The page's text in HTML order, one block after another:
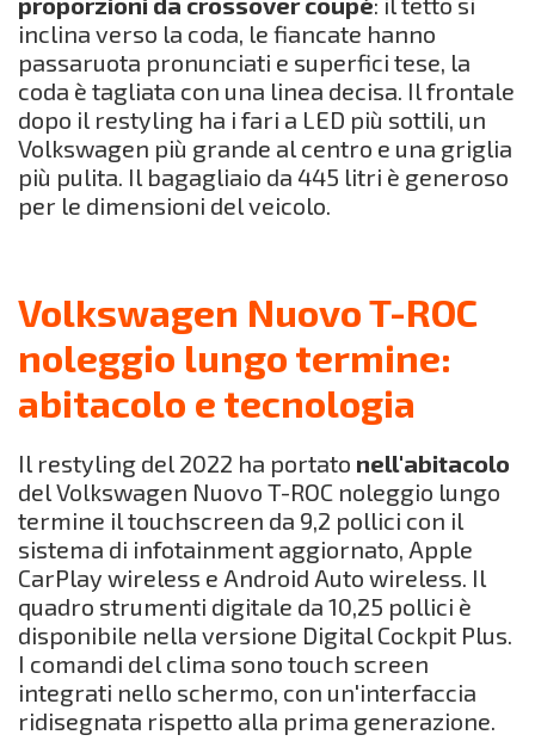
inclina verso la coda, le fiancate hanno
passaruota pronunciati e superfici tese, la
coda è tagliata con una linea decisa. Il frontale
dopo il restyling ha i fari a LED più sottili, un
Volkswagen più grande al centro e una griglia
più pulita. Il bagagliaio da 445 litri è generoso
per le dimensioni del veicolo.
Volkswagen Nuovo T-ROC
noleggio lungo termine:
abitacolo e tecnologia
Il restyling del 2022 ha portato nell'abitacolo
del Volkswagen Nuovo T-ROC noleggio lungo
termine il touchscreen da 9,2 pollici con il
sistema di infotainment aggiornato, Apple
CarPlay wireless e Android Auto wireless. Il
quadro strumenti digitale da 10,25 pollici è
disponibile nella versione Digital Cockpit Plus.
I comandi del clima sono touch screen
integrati nello schermo, con un'interfaccia
ridisegnata rispetto alla prima generazione.